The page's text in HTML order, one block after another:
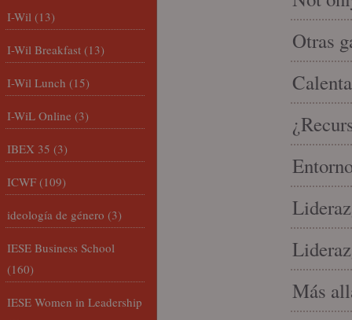
Otras
Más
I-Wil (13)
I-Wil Breakfast (13)
I-Wil Lunch (15)
I-WiL Online (3)
IBEX 35 (3)
ICWF (109)
ideología de género (3)
IESE Business School
(160)
IESE Women in Leadership